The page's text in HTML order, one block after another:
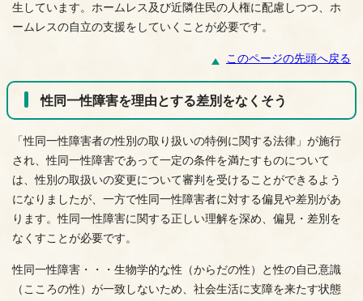
生しています。ホームレス及び近隣住民の人権に配慮しつつ、ホ
ームレスの自立の支援をしていくことが必要です。
このページの先頭へ戻る
性同一性障害を理由とする差別をなくそう
「性同一性障害者の性別の取り扱いの特例に関する法律」が施行
され、性同一性障害であって一定の条件を満たすものについて
は、性別の取扱いの変更について審判を受けることができるよう
になりましたが、一方で性同一性障害者に対する偏見や差別があ
ります。性同一性障害に関する正しい理解を深め、偏見・差別を
なくすことが必要です。
性同一性障害・・・生物学的な性（からだの性）と性の自己意識
（こころの性）が一致しないため、社会生活に支障を来たす状態